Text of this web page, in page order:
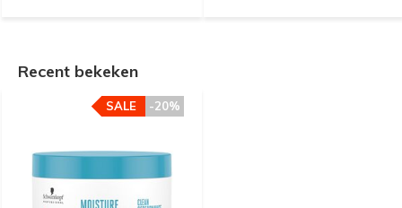
Recent bekeken
-20%
SALE